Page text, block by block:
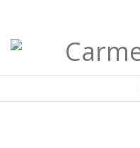
Carmen
Sánchez